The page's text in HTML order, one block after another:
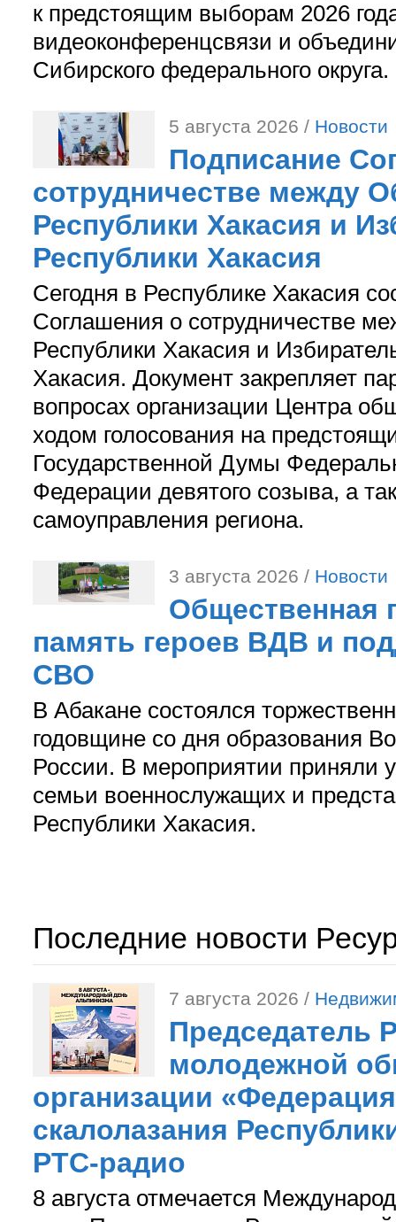
к предстоящим выборам 2026
видеоконференцсвязи и
Сибирского федерального округа.
5 августа 2026 / Новости
Подписание
сотрудничестве между
Республики Хакасия и
Республики Хакасия
Сегодня в Республике Хакасия
Соглашения о сотрудничестве
Республики Хакасия и
Хакасия. Документ закрепляет
вопросах организации Центра
ходом голосования на
Государственной Думы
Федерации девятого созыва, а
самоуправления региона.
3 августа 2026 / Новости
Общественная
память героев ВДВ и
СВО
В Абакане состоялся
годовщине со дня образования
России. В мероприятии приняли
семьи военнослужащих и
Республики Хакасия.
Последние новости
7 августа 2026 /
Председатель
молодежной
организации
скалолазания
РТС-радио
8 августа отмечается